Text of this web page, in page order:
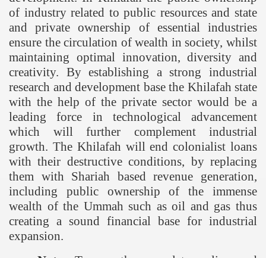
of industry related to public resources and state
and private ownership of essential industries
ensure the circulation of wealth in society, whilst
maintaining optimal innovation, diversity and
creativity. By establishing a strong industrial
research and development base the Khilafah state
with the help of the private sector would be a
leading force in technological advancement
which will further complement industrial
growth. The Khilafah will end colonialist loans
with their destructive conditions, by replacing
them with Shariah based revenue generation,
including public ownership of the immense
wealth of the Ummah such as oil and gas thus
creating a sound financial base for industrial
expansion.